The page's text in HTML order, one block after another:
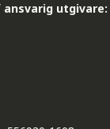
utgivare: